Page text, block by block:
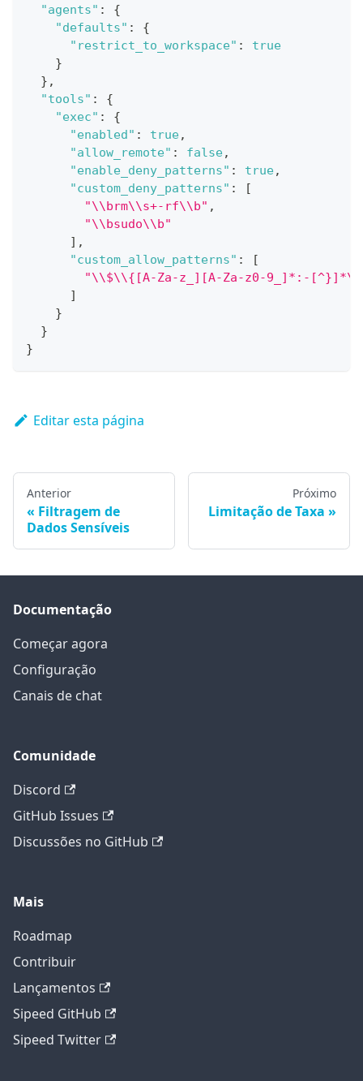
"agents" :
{
"defaults" :
{
"restrict_to_workspace" :
true
}
} ,
"tools" :
{
"exec" :
{
"enabled" : true,
"allow_remote" : false,
"enable_deny_patterns" : true,
"custom_deny_patterns" :
[
"\\brm\\s+-rf\\b" ,
"\\bsudo\\b"
] ,
"custom_allow_patterns" :
[
"\\$\\{[A-Za-z_][A-Za-z0-9_]*:-
]
}
}
}
Editar esta página
Anterior
Filtragem de
Dados Sensíveis
Próximo
Limitação de Taxa
Documentação
Começar agora
Configuração
Canais de chat
Comunidade
Discord
GitHub Issues
Discussões no GitHub
Mais
Roadmap
Contribuir
Lançamentos
Sipeed GitHub
Sipeed Twitter